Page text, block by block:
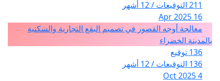
211 التوقيعات / 12 أشهر
16 Apr 2025
معالجة أوجه القصور في تصميم البقع التجارية والسكنية
بالمدينة الخضراء
136 توقيع
136 التوقيعات / 12 أشهر
4 Oct 2025